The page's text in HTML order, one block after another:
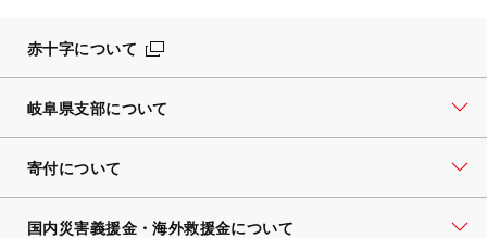
赤十字について
岐阜県支部について
寄付について
国内災害義援金・海外救援金について